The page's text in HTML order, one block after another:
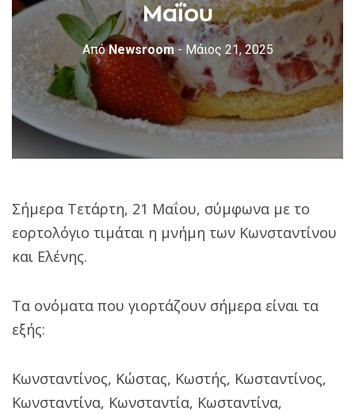
Μαΐου
ΑπόNewsroom - Μάιος 21, 2025
Σήμερα Τετάρτη, 21 Μαΐου, σύμφωνα με το
εορτολόγιο τιμάται η μνήμη των Κωνσταντίνου
και Ελένης.
Τα ονόματα που γιορτάζουν σήμερα είναι τα
εξής:
Κωνσταντίνος, Κώστας, Κωστής, Κωσταντίνος,
Κωνσταντίνα, Κωνσταντία, Κωσταντίνα,